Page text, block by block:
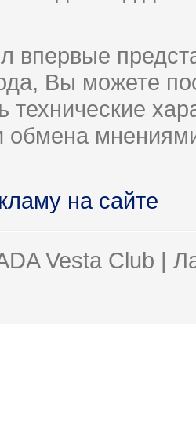
впервые
Вы можете
технические
на сайте
Vesta Club |